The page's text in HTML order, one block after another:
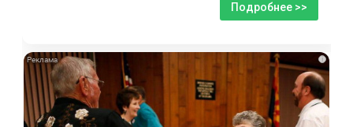
Подробнее >>
i